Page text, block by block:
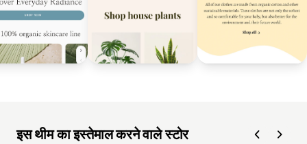
इस थीम का इस्तेमाल करने वाले स्टोर